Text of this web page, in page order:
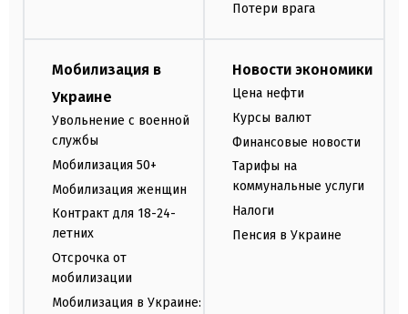
Потери врага
Мобилизация в
Украине
Увольнение с военной
службы
Мобилизация 50+
Мобилизация женщин
Контракт для 18-24-
летних
Отсрочка от
мобилизации
Мобилизация в Украине:
Новости экономики
Цена нефти
Курсы валют
Финансовые новости
Тарифы на
коммунальные услуги
Налоги
Пенсия в Украине